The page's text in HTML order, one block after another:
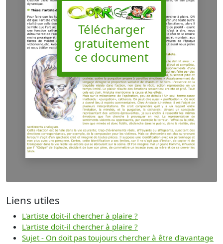
Télécharger
gratuitement
ce document
Liens utiles
L'artiste doit-il chercher à plaire ?
L'artiste doit-il chercher à plaire ?
Sujet - On doit pas toujours chercher à être d'avantage